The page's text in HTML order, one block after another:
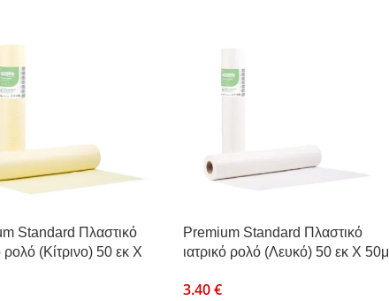
Standard Πλαστικό
ρολό (Κίτρινο) 50 εκ Χ
Premium Standard Πλαστικό
ιατρικό ρολό (Λευκό) 50 εκ Χ 50μ
3.40€